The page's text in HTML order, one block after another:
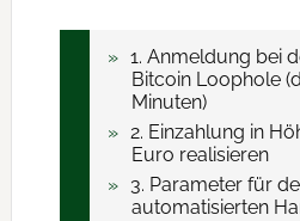
1. Anmeldung bei
Bitcoin Loophole
Minuten)
2. Einzahlung in
Euro realisieren
3. Parameter für
automatisierten